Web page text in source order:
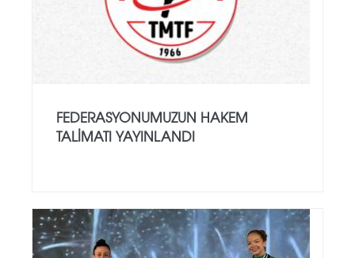
FEDERASYONUMUZUN HAKEM
TALIMATI YAYINLANDI